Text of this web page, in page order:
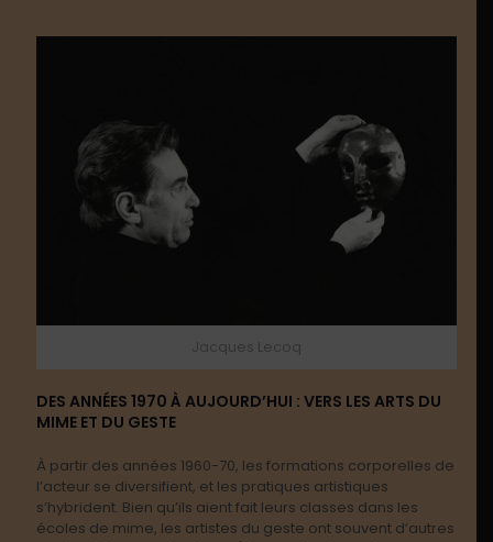
Jacques Lecoq
DES ANNÉES 1970 À AUJOURD’HUI : VERS LES ARTS DU
MIME ET DU GESTE
À partir des années 1960-70, les formations corporelles de
l’acteur se diversifient, et les pratiques artistiques
s’hybrident. Bien qu’ils aient fait leurs classes dans les
écoles de mime, les artistes du geste ont souvent d’autres